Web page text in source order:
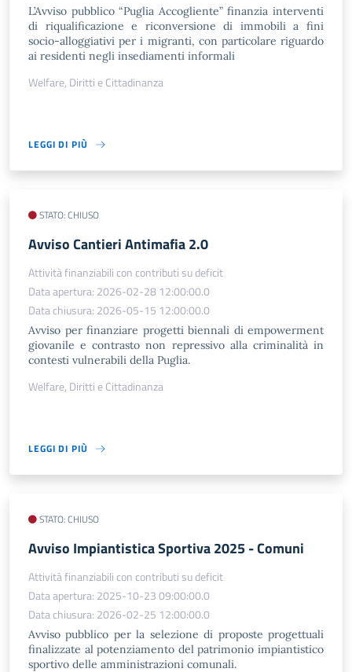
L’Avviso pubblico “Puglia Accogliente” finanzia interventi
di riqualificazione e riconversione di immobili a fini
socio-alloggiativi per i migranti, con particolare riguardo
ai residenti negli insediamenti informali
Welfare, Diritti e Cittadinanza
LEGGI DI PIÙ
STATO: CHIUSO
​Avviso Cantieri Antimafia 2.0
Attività finanziabili con contributi su deficit
Data apertura: 2026-02-28 12:00:00.0
Data chiusura: 2026-05-15 12:00:00.0
Avviso per finanziare progetti biennali di empowerment
giovanile e contrasto non repressivo alla criminalità in
contesti vulnerabili della Puglia.
Welfare, Diritti e Cittadinanza
LEGGI DI PIÙ
STATO: CHIUSO
Avviso Impiantistica Sportiva 2025 - Comuni
Attività finanziabili con contributi su deficit
Data apertura: 2025-10-23 09:00:00.0
Data chiusura: 2026-02-25 12:00:00.0
Avviso pubblico per la selezione di proposte progettuali
finalizzate al potenziamento del patrimonio impiantistico
sportivo delle amministrazioni comunali.